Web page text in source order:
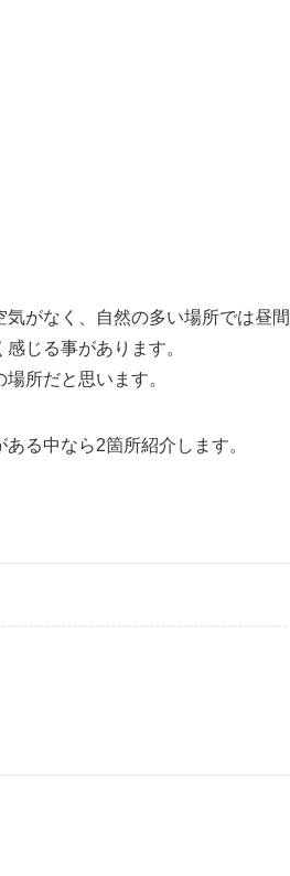
がなく、自然の多い場所では昼
じる事があります。
所だと思います。
る中なら2箇所紹介します。